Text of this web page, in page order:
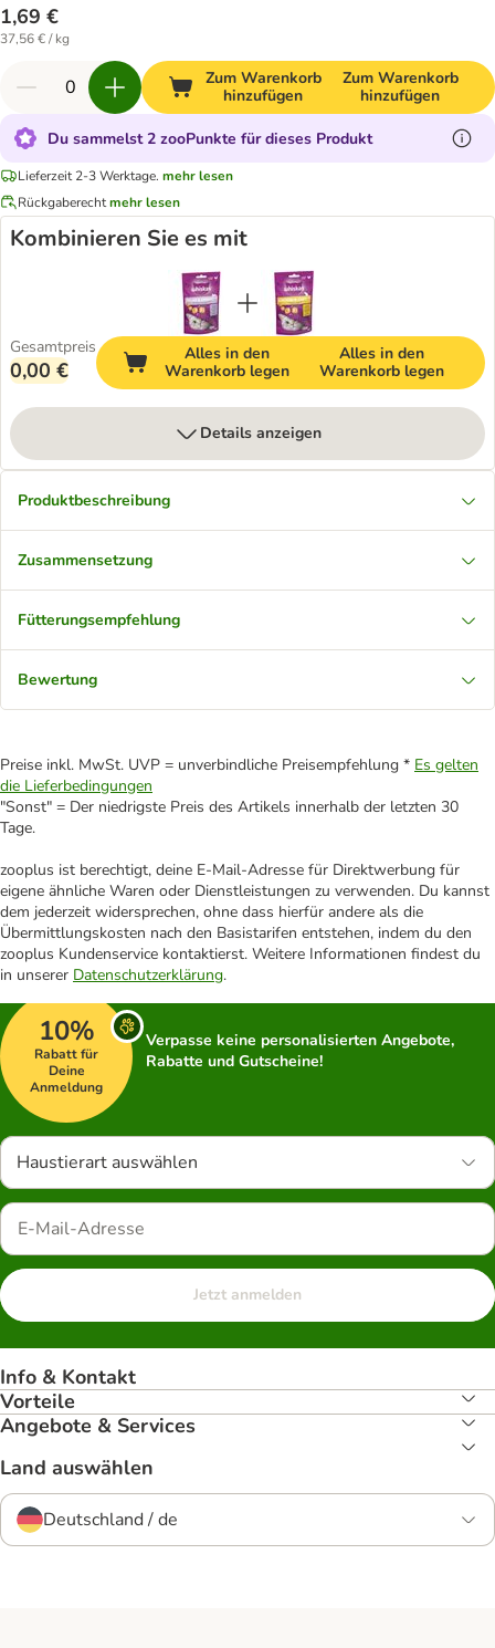
1,69 €
37,56 € / kg
Zum Warenkorb
hinzufügen
Zum Warenkorb
hinzufügen
Du sammelst 2 zooPunkte für dieses Produkt
Lieferzeit 2-3 Werktage. mehr lesen
Rückgaberechtmehr lesen
Kombinieren Sie es mit
Gesamtpreis
0,00 €
Alles in den
Warenkorb legen
Alles in den
Warenkorb legen
Details anzeigen
Produktbeschreibung
Zusammensetzung
Fütterungsempfehlung
Bewertung
Preise inkl. MwSt. UVP = unverbindliche Preisempfehlung * Es gelten
die Lieferbedingungen
"Sonst" = Der niedrigste Preis des Artikels innerhalb der letzten 30
Tage.
zooplus ist berechtigt, deine E-Mail-Adresse für Direktwerbung für
eigene ähnliche Waren oder Dienstleistungen zu verwenden. Du kannst
dem jederzeit widersprechen, ohne dass hierfür andere als die
Übermittlungskosten nach den Basistarifen entstehen, indem du den
zooplus Kundenservice kontaktierst. Weitere Informationen findest du
in unserer Datenschutzerklärung.
10%
Rabatt für
Deine
Anmeldung
Verpasse keine personalisierten Angebote,
Rabatte und Gutscheine!
Haustierart auswählen
Jetzt anmelden
Info & Kontakt
Vorteile
Angebote & Services
Land auswählen
Deutschland / de